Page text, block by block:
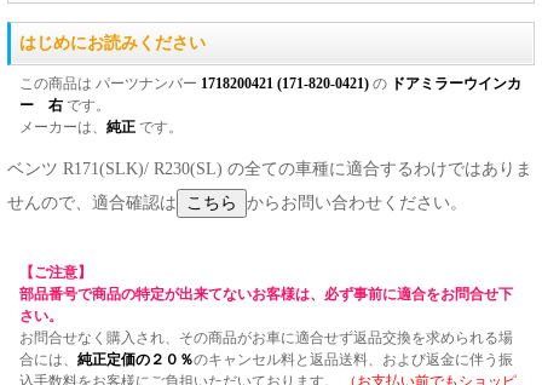
はじめにお読みください
この商品は パーツナンバー 1718200421 (171-820-0421) の ドアミラーウインカ
ー 右 です。
メーカーは、 純正 です。
ベンツ R171(SLK)/ R230(SL) の全ての車種に適合するわけではありま
せんので、適合確認は
からお問い合わせください。
【ご注意】
部品番号で商品の特定が出来てないお客様は、必ず事前に適合をお問合せ下
さい。
お問合せなく購入され、その商品がお車に適合せず返品交換を求められる場
合には、 純正定価の２０％のキャンセル料と返品送料、および返金に伴う振
込手数料をお客様にご負担いただいております。
（お支払い前でもショッピ